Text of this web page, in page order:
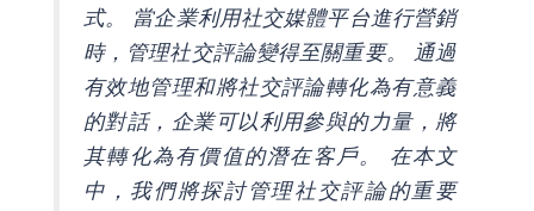
式。 當企業利用社交媒體平台進行營銷
時，管理社交評論變得至關重要。 通過
有效地管理和將社交評論轉化為有意義
的對話，企業可以利用參與的力量，將
其轉化為有價值的潛在客戶。 在本文
中，我們將探討管理社交評論的重要